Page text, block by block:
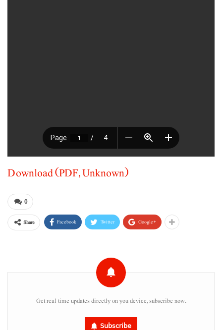
Download (PDF, Unknown)
0
Share Facebook Twitter Google+
Get real time updates directly on you device, subscribe now.
Subscribe